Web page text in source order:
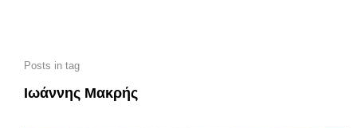
Posts in tag
Ιωάννης Μακρής